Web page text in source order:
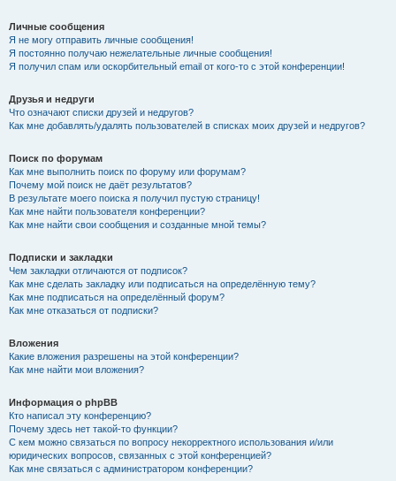
Личные сообщения
Я не могу отправить личные сообщения!
Я постоянно получаю нежелательные личные сообщения!
Я получил спам или оскорбительный email от кого-то с этой конференции!
Друзья и недруги
Что означают списки друзей и недругов?
Как мне добавлять/удалять пользователей в списках моих друзей и недругов?
Поиск по форумам
Как мне выполнить поиск по форуму или форумам?
Почему мой поиск не даёт результатов?
В результате моего поиска я получил пустую страницу!
Как мне найти пользователя конференции?
Как мне найти свои сообщения и созданные мной темы?
Подписки и закладки
Чем закладки отличаются от подписок?
Как мне сделать закладку или подписаться на определённую тему?
Как мне подписаться на определённый форум?
Как мне отказаться от подписки?
Вложения
Какие вложения разрешены на этой конференции?
Как мне найти мои вложения?
Информация о phpBB
Кто написал эту конференцию?
Почему здесь нет такой-то функции?
С кем можно связаться по вопросу некорректного использования и/или
юридических вопросов, связанных с этой конференцией?
Как мне связаться с администратором конференции?